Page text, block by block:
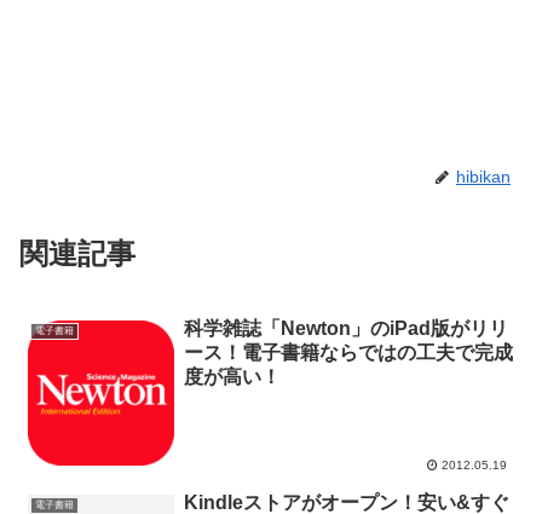
hibikan
関連記事
電子書籍
科学雑誌「Newton」のiPad版がリリ
ース！電子書籍ならではの工夫で完成
度が高い！
2012.05.19
電子書籍
Kindleストアがオープン！安い&すぐ